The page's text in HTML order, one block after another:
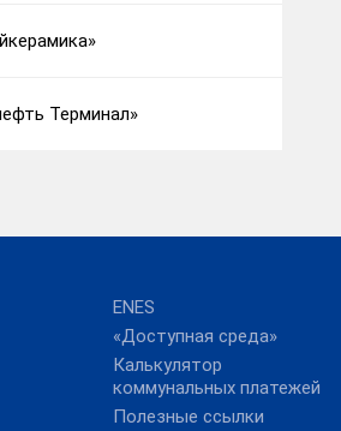
Терминал»
ENES
«Доступная среда»
Калькулятор
коммунальных платежей
Полезные ссылки